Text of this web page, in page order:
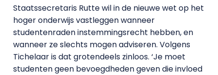
Staatssecretaris Rutte wil in de nieuwe wet op het
hoger onderwijs vastleggen wanneer
studentenraden instemmingsrecht hebben, en
wanneer ze slechts mogen adviseren. Volgens
Tichelaar is dat grotendeels zinloos. ‘Je moet
studenten geen bevoegdheden geven die invloed